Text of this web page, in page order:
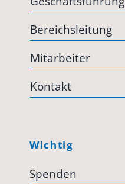
Bereichsleitung
Mitarbeiter
Kontakt
Wichtig
Spenden